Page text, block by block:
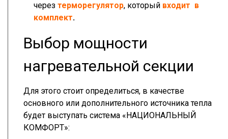
через терморегулятор, который входит в
комплект.
Выбор мощности
нагревательной секции
Для этого стоит определиться, в качестве
основного или дополнительного источника тепла
будет выступать система «НАЦИОНАЛЬНЫЙ
КОМФОРТ»: